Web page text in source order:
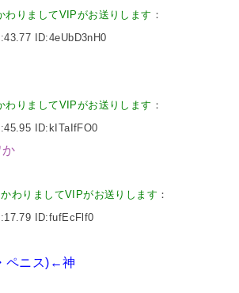
わりましてVIPがお送りします ：
ID:4eUbD3nH0
わりましてVIPがお送りします ：
ID:kITaIfFO0
わりましてVIPがお送りします ：
ID:fufEcFlf0
ペニス)←神